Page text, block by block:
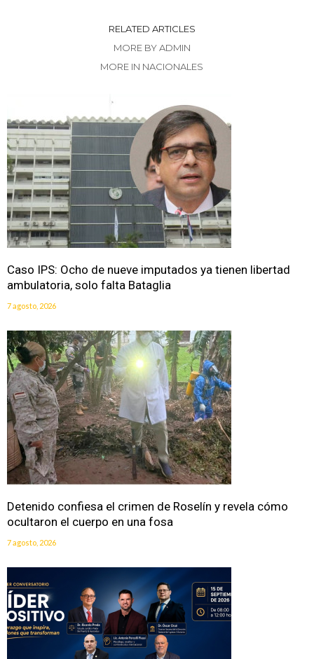
RELATED ARTICLES
MORE BY ADMIN
MORE IN NACIONALES
Caso IPS: Ocho de nueve imputados ya tienen libertad
ambulatoria, solo falta Bataglia
7 agosto, 2026
Detenido confiesa el crimen de Roselín y revela cómo
ocultaron el cuerpo en una fosa
7 agosto, 2026